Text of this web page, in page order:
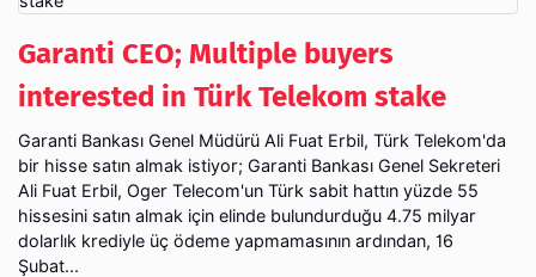
Garanti CEO; Multiple buyers
interested in Türk Telekom stake
Garanti Bankası Genel Müdürü Ali Fuat Erbil, Türk Telekom'da
bir hisse satın almak istiyor; Garanti Bankası Genel Sekreteri
Ali Fuat Erbil, Oger Telecom'un Türk sabit hattın yüzde 55
hissesini satın almak için elinde bulundurduğu 4.75 milyar
dolarlık krediyle üç ödeme yapmamasının ardından, 16
Şubat...